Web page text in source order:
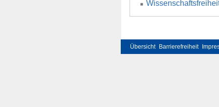
Übersicht Barrierefreiheit